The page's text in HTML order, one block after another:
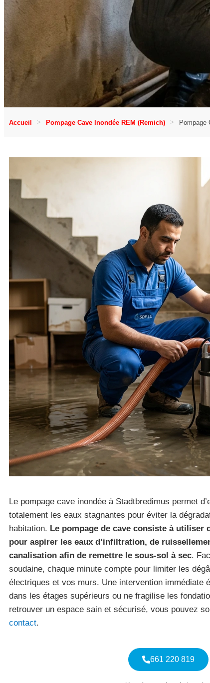
Accueil Pompage Cave Inondée REM (Remich) Pompage
Le pompage cave inondée à Stadtbredimus permet
totalement les eaux stagnantes pour éviter la
habitation. Le pompage de cave consiste à utiliser
pour aspirer les eaux d’infiltration, de
canalisation afin de remettre le sous-sol à sec.
soudaine, chaque minute compte pour limiter les
électriques et vos murs. Une intervention immédiate
dans les étages supérieurs ou ne fragilise les
retrouver un espace sain et sécurisé, vous pouvez
contact.
661 220 819